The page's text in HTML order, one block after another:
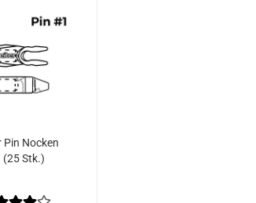
Pin Nocken
(25 Stk.)